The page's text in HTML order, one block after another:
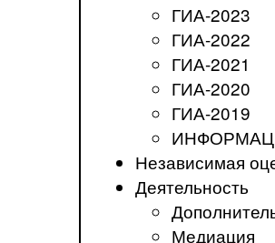
ГИА-2023
ГИА-2022
ГИА-2021
ГИА-2020
ГИА-2019
Независимая
Деятельность
Медиация